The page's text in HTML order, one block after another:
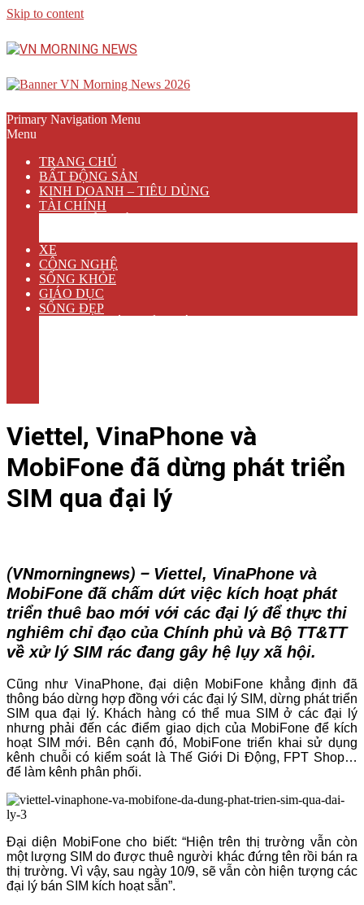
Skip to content
Primary Navigation Menu
Menu
TRANG CHỦ
BẤT ĐỘNG SẢN
KINH DOANH – TIÊU DÙNG
TÀI CHÍNH
XE
CÔNG NGHỆ
SỐNG KHỎE
GIÁO DỤC
SỐNG ĐẸP
Viettel, VinaPhone và
MobiFone đã dừng phát triển
SIM qua đại lý
(VNmorningnews) – Viettel, VinaPhone và
MobiFone đã chấm dứt việc kích hoạt phát
triển thuê bao mới với các đại lý để thực thi
nghiêm chỉ đạo của Chính phủ và Bộ TT&TT
về xử lý SIM rác đang gây hệ lụy xã hội.
Cũng như VinaPhone, đại diện MobiFone khẳng định đã
thông báo dừng hợp đồng với các đại lý SIM, dừng phát triển
SIM qua đại lý. Khách hàng có thể mua SIM ở các đại lý
nhưng phải đến các điểm giao dịch của MobiFone để kích
hoạt SIM mới. Bên cạnh đó, MobiFone triển khai sử dụng
kênh chuỗi có kiểm soát là Thế Giới Di Động, FPT Shop…
để làm kênh phân phối.
Đại diện MobiFone cho biết: “Hiện trên thị trường vẫn còn
một lượng SIM do được thuê người khác đứng tên rồi bán ra
thị trường. Vì vậy, sau ngày 10/9, sẽ vẫn còn hiện tượng các
đại lý bán SIM kích hoạt sẵn”.